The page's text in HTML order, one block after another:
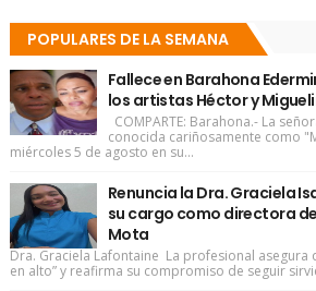
POPULARES DE LA SEMANA
Fallece en Barahona
los artistas Héctor y
COMPARTE: Barahona.- La
conocida cariñosamente como
miércoles 5 de agosto en su...
Renuncia la Dra. Graciela
su cargo como directora
Mota
Dra. Graciela Lafontaine La profesional asegura
en alto” y reafirma su compromiso de seguir